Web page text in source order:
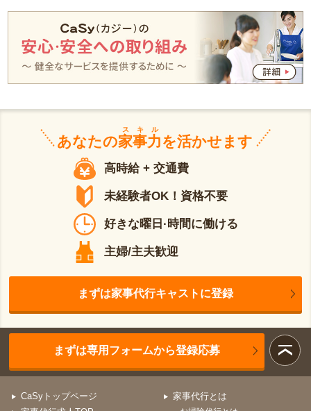
あなたの家事力
スキル
を活かせます
高時給 + 交通費
未経験者OK！資格不要
好きな曜日·時間に働ける
主婦/主夫歓迎
まずは家事代行キャストに登録
まずは専用フォームから登録応募
CaSyトップページ
家事代行とは